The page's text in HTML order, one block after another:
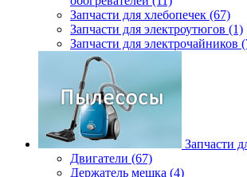
Запчасти для хлебопечек (67)
Запчасти для электроутюгов (1)
Запчасти для электрочайников
Запчасти
Двигатели (67)
Держатель мешка (4)